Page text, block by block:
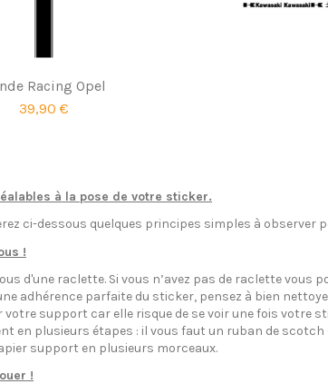
Racing Opel
39,90 €
à la pose de votre sticker.
ci-dessous quelques principes simples à observer
!
d'une raclette. Si vous n’avez pas de raclette vous
adhérence parfaite du sticker, pensez à bien
votre support car elle risque de se voir une fois votre
en plusieurs étapes : il vous faut un ruban de
support en plusieurs morceaux.
!